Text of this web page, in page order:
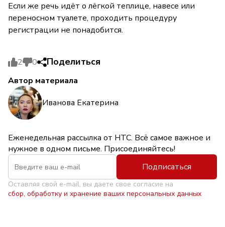
Если же речь идёт о лёгкой теплице, навесе или
переносном туалете, проходить процедуру
регистрации не понадобится.
2 0 Поделиться
Автор материала
Иванова Екатерина
Еженедельная рассылка от НТС. Всё самое важное и
нужное в одном письме. Присоединяйтесь!
Подписаться
Оставляя свой e-mail, вы даете свое согласие на
сбор, обработку и хранение ваших персональных данных